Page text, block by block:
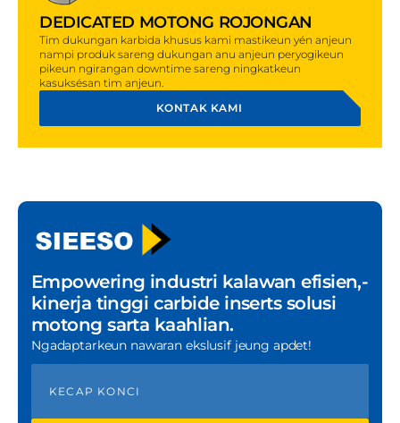
DEDICATED MOTONG ROJONGAN
Tim dukungan karbida khusus kami mastikeun yén anjeun
nampi produk sareng dukungan anu anjeun peryogikeun
pikeun ngirangan downtime sareng ningkatkeun
kasuksésan tim anjeun.
KONTAK KAMI
Empowering industri kalawan efisien,-
kinerja tinggi carbide inserts solusi
motong sarta kaahlian.
Ngadaptarkeun nawaran ekslusif jeung apdet!